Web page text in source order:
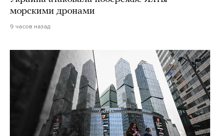
морскими дронами
9 часов назад